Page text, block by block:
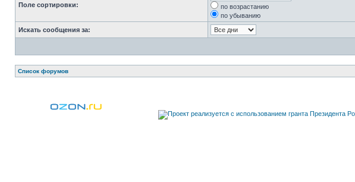
Поле сортировки:
по возрастанию
по убыванию
Искать сообщения за:
Список форумов